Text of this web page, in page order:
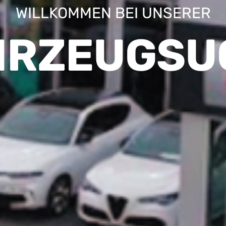
WILLKOMMEN BEI UNSERER